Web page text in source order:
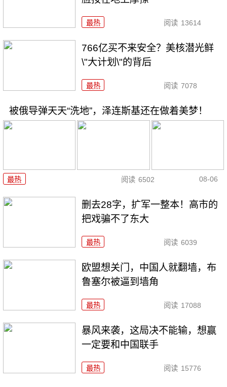
最热 阅读 13614
766亿买不来安全？美核潜光鲜
\"大计划\"的背后
最热 阅读 7078
被俄导弹天天“洗地”，泽连斯基还在做着美梦！
最热 阅读 6502 08-06
删去28字，扩军一整本！高市的
把戏骗不了东大
最热 阅读 6039
欧盟想关门，中国人就翻墙，布
鲁塞尔被逼到墙角
最热 阅读 17088
暴风来袭，这局决不能输，想赢
一定要和中国联手
最热 阅读 15776